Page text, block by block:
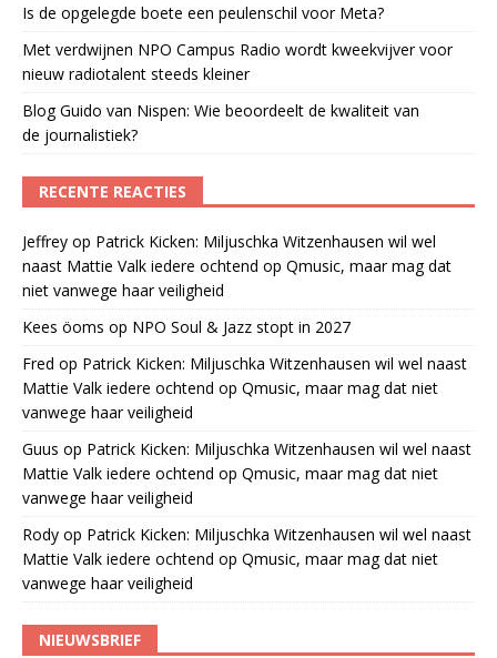
Is de opgelegde boete een peulenschil voor Meta?
Met verdwijnen NPO Campus Radio wordt kweekvijver voor
nieuw radiotalent steeds kleiner
Blog Guido van Nispen: Wie beoordeelt de kwaliteit van
de journalistiek?
RECENTE REACTIES
Jeffrey op Patrick Kicken: Miljuschka Witzenhausen wil wel
naast Mattie Valk iedere ochtend op Qmusic, maar mag dat
niet vanwege haar veiligheid
Kees öoms op NPO Soul & Jazz stopt in 2027
Fred op Patrick Kicken: Miljuschka Witzenhausen wil wel naast
Mattie Valk iedere ochtend op Qmusic, maar mag dat niet
vanwege haar veiligheid
Guus op Patrick Kicken: Miljuschka Witzenhausen wil wel naast
Mattie Valk iedere ochtend op Qmusic, maar mag dat niet
vanwege haar veiligheid
Rody op Patrick Kicken: Miljuschka Witzenhausen wil wel naast
Mattie Valk iedere ochtend op Qmusic, maar mag dat niet
vanwege haar veiligheid
NIEUWSBRIEF